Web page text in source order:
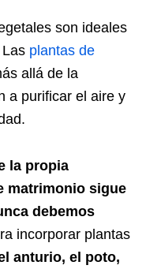
son ideales
plantas de
allá de la
a purificar el aire y
la propia
matrimonio sigue
debemos
incorporar plantas
anturio, el poto,